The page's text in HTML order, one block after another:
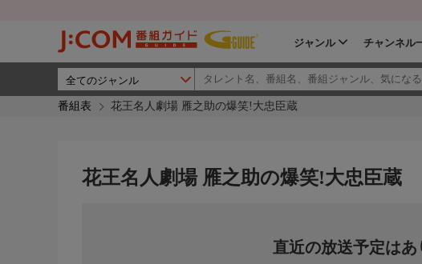
ジャンル チャンネル
番組表 花王名人劇場 雁之助の爆笑!大忠臣蔵
花王名人劇場 雁之助の爆笑!大忠臣蔵
直近の放送予定はあ